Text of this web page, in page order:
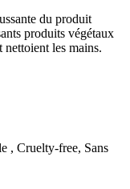
du produit
produits végétaux
nettoient les mains.
, Cruelty-free, Sans